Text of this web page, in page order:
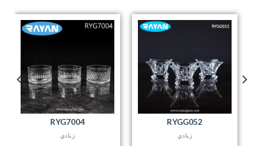
زبادي
RYGG052
زبادي
RYG7004